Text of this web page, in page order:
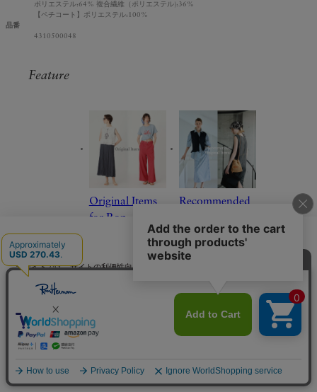
ポリエステル:64% 複合繊維（ポリエステル):36%
【ペチコート】ポリエステル:100%
品番
4310500048
Feature
Original Items
for Ron
Recommended
for Women
日本語
当サイトでは、サイトの利便性向上のためにクッキーを使用いたします。ボタン
から同意の可否を選択してください。選択せずにページを移動した場合、クッキ
ーの使用に同意したことになります。クッキーを通じて収集する情報には「お客
様個人を特定できる情報」は一切含まれておりません。詳細は
クッキーポリシ
ー
をご確認ください。